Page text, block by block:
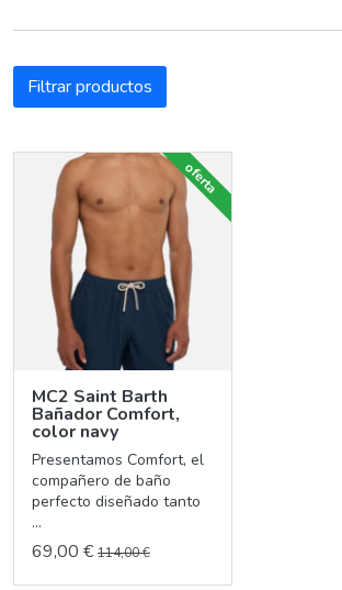
Filtrar productos
MC2 Saint Barth
Bañador Comfort,
color navy
Presentamos Comfort, el
compañero de baño
perfecto diseñado tanto
...
69,00 €114,00 €
oferta